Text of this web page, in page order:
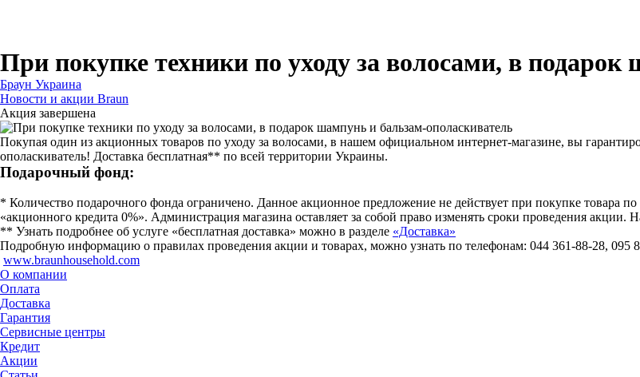
При покупке техники по уходу за волосами, в
Браун Украина
Новости и акции Braun
Акция завершена
Покупая один из акционных товаров по уходу за волосами, в нашем официальном интернет-магазине, вы
ополаскиватель! Доставка бесплатная** по всей территории Украины.
Подарочный фонд:
* Количество подарочного фонда ограничено. Данное акционное предложение не действует при покупке товара
«акционного кредита 0%». Администрация магазина оставляет за собой право изменять сроки проведения
** Узнать подробнее об услуге «бесплатная доставка» можно в разделе «Доставка»
Подробную информацию о правилах проведения акции и товарах, можно узнать по телефонам: 044 361-88-28, 095
www.braunhousehold.com
О компании
Оплата
Доставка
Гарантия
Сервисные центры
Кредит
Акции